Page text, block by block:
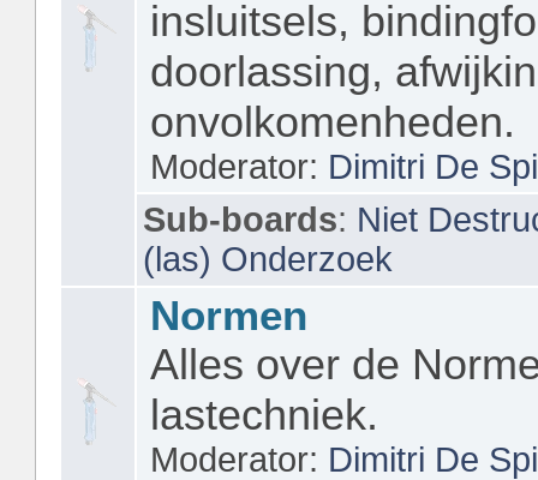
insluitsels,
doorlassing,
onvolkomenheden.
Moderator: Dimitri De
Sub-boards: Niet
(las) Onderzoek
Normen
Alles over de
lastechniek.
Moderator: Dimitri De